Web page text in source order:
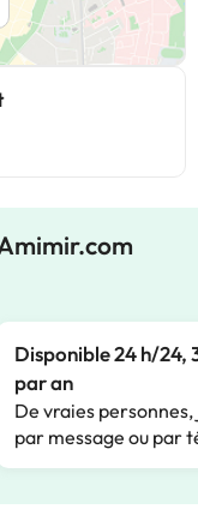
Disponible 24 h/24,
par an
De vraies
par message ou par